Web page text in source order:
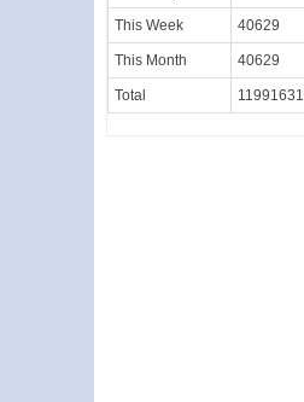
This Week 40629
This Month 40629
Total 11991631